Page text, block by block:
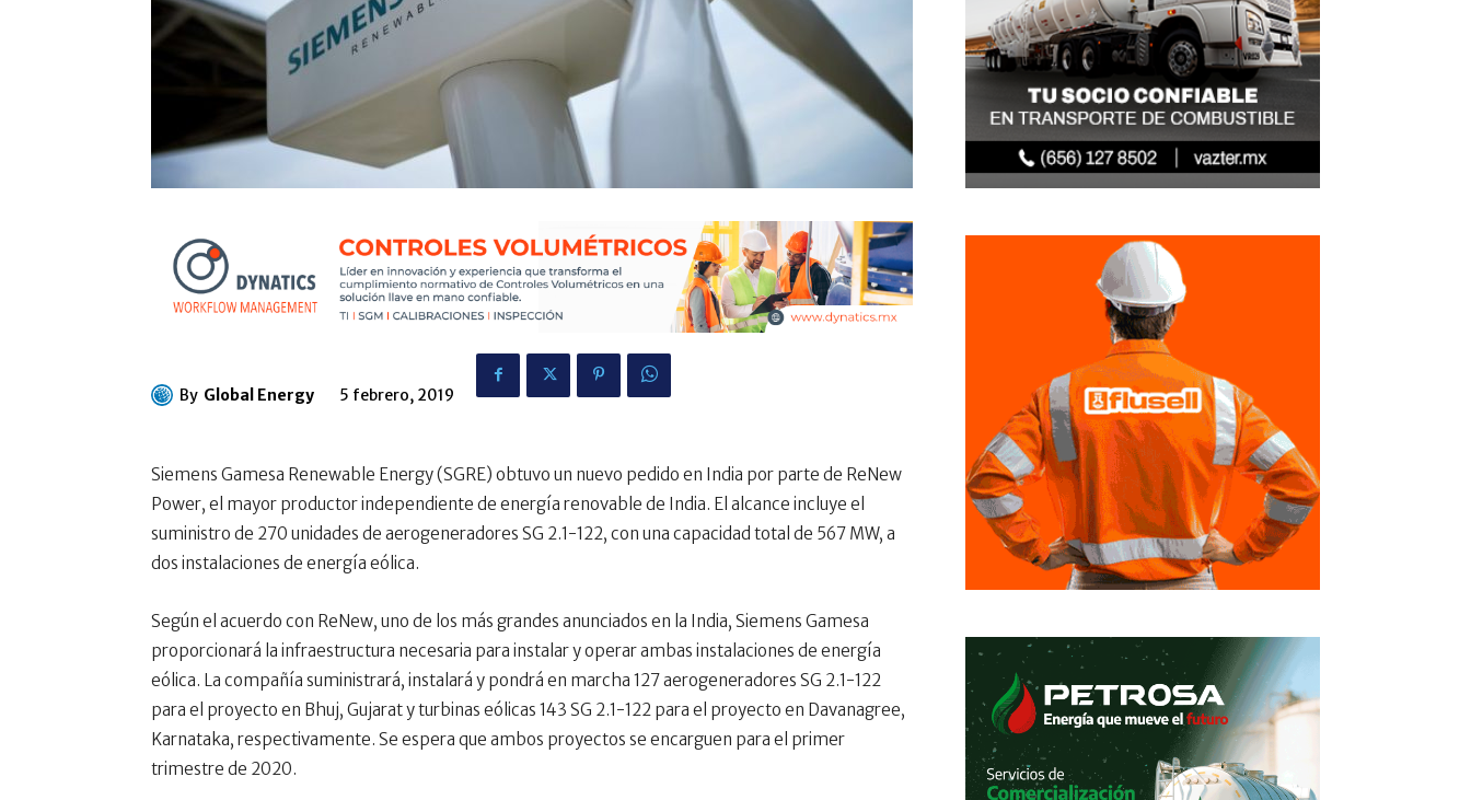
By Global Energy 5 febrero, 2019
Siemens Gamesa Renewable Energy (SGRE) obtuvo un nuevo pedido en India por parte de ReNew
Power, el mayor productor independiente de energía renovable de India. El alcance incluye el
suministro de 270 unidades de aerogeneradores SG 2.1-122, con una capacidad total de 567 MW, a
dos instalaciones de energía eólica.
Según el acuerdo con ReNew, uno de los más grandes anunciados en la India, Siemens Gamesa
proporcionará la infraestructura necesaria para instalar y operar ambas instalaciones de energía
eólica. La compañía suministrará, instalará y pondrá en marcha 127 aerogeneradores SG 2.1-122
para el proyecto en Bhuj, Gujarat y turbinas eólicas 143 SG 2.1-122 para el proyecto en Davanagree,
Karnataka, respectivamente. Se espera que ambos proyectos se encarguen para el primer
trimestre de 2020.